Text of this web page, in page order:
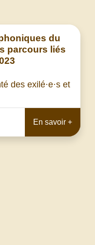
du
parcours liés
des exilé·e·s et
En savoir +